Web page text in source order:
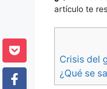
artículo te
Crisis del
¿Qué se